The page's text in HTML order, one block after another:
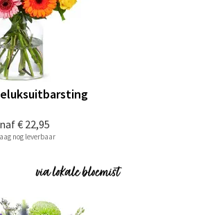
€ 22,95
nog leverbaar